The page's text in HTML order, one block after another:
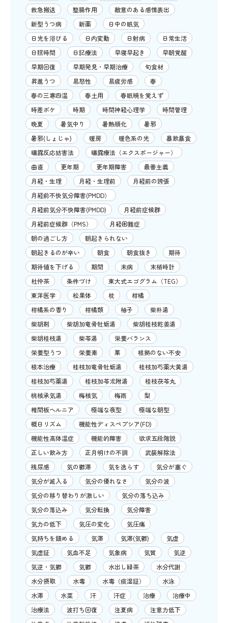
救急搬送
整腸作用
敵意のある感情表出
新型うつ病
新薬
日中の眠気
日光を浴びる
日内変動 日射病
日常生活
日照時間
日記療法 早寝早起き
早朝覚醒
早期回復
早期発見・早期治療
旬食材
昇進うつ
易怒性 易疲労感
春
春の三寒四温
春土用
春眠暁を覚えず
時差ボケ
時期 時間神経心理学
時間管理
晩夏
暑気中り 暑熱順化
暑邪
暑邪(しょじゃ)
暖房 暖色系の光
暴飲暴食
曝露反応妨害法
曝露療法（エクスポージャー）
曲直
更年期 更年期障害
最善主義
月経・生理
月経・生理前
月経前の誇張
月経前不快気分障害(PMDD）
月経前気分不快障害(PMDD)
月経前症候群
月経前症候群（PMS）
月経困難症
朝の過ごし方
朝起きられない
朝起きるのが辛い
朝食 朝食抜き
期待
期待値を下げる
期間 未病
末梢時計
杜仲茶
条件づけ
東大式エゴグラム（TEG）
東洋医学
松果体 枕
柑橘
柑橘系の香り
柑橘類 柚子
柴朴湯
柴胡剤
柴胡加竜骨牡蛎湯
柴胡桂枝乾姜湯
柴胡桂枝湯
柴苓湯
栄養バランス
栄養型うつ
栄養素 栗
根拠のない不安
根本治療
桂枝加竜骨牡蛎湯
桂枝加芍薬大黄湯
桂枝加芍薬湯
桂枝加苓朮附湯
桂枝茯苓丸
桃核承気湯
梅核気 梅雨
梨
椎間板ヘルニア
極端な夜型
極端な朝型
概日リズム
機能性ディスペプシア(FD)
機能性高体温症
機能的障害
欲求五段階説
正しい飲み方
正月明けの不調
武装解除法
残尿感
気の鬱滞 気を逸らす
気分が塞ぐ
気分が滅入る
気分の優れなさ
気分の波
気分の移り替わりが激しい
気分の落ち込み
気分の落込み
気分転換
気分障害
気力の低下
気圧の変化
気圧痛
気持ちを鎮める
気滞 気滞(気鬱)
気虚
気虚証
気血不足 気象病 気質
気逆
気逆・気鬱
気鬱 水出し緑茶
水分代謝
水分摂取
水毒 水毒（痰湿証）
水泳
水滞
水菜 汗 汗症 治療
治療中
治療法
波打ち回復 注夏病
注意力低下